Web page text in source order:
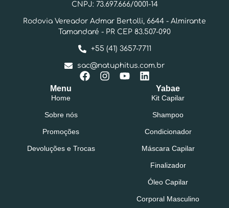
CNPJ: 73.697.666/0001-14
Rodovia Vereador Admar Bertolli, 6644 - Almirante
Tamandaré - PR CEP 83.507-090
+55 (41) 3657-7711
sac@natuphitus.com.br
Menu
Home
Sobre nós
Promoções
Devoluções e Trocas
Yabae
Kit Capilar
Shampoo
Condicionador
Máscara Capilar
Finalizador
Óleo Capilar
Corporal Masculino